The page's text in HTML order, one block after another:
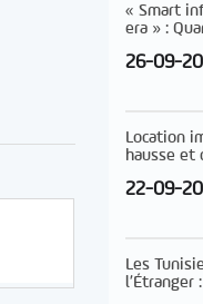
« Smart
era » :
26-09-
Location
hausse et
22-09-
Les
l’Étranger